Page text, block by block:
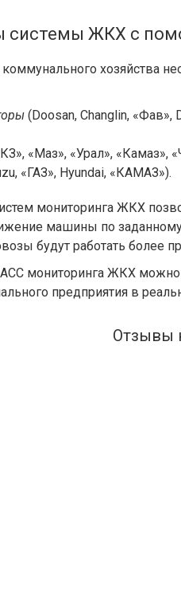
системы ЖКХ с
хозяйства
(Doosan, Changlin, «Фав»,
«Маз», «Урал», «Камаз»,
«ГАЗ», Hyundai, «КАМАЗ»).
мониторинга ЖКХ
машины по
будут работать более
мониторинга ЖКХ
предприятия в
Отзывы